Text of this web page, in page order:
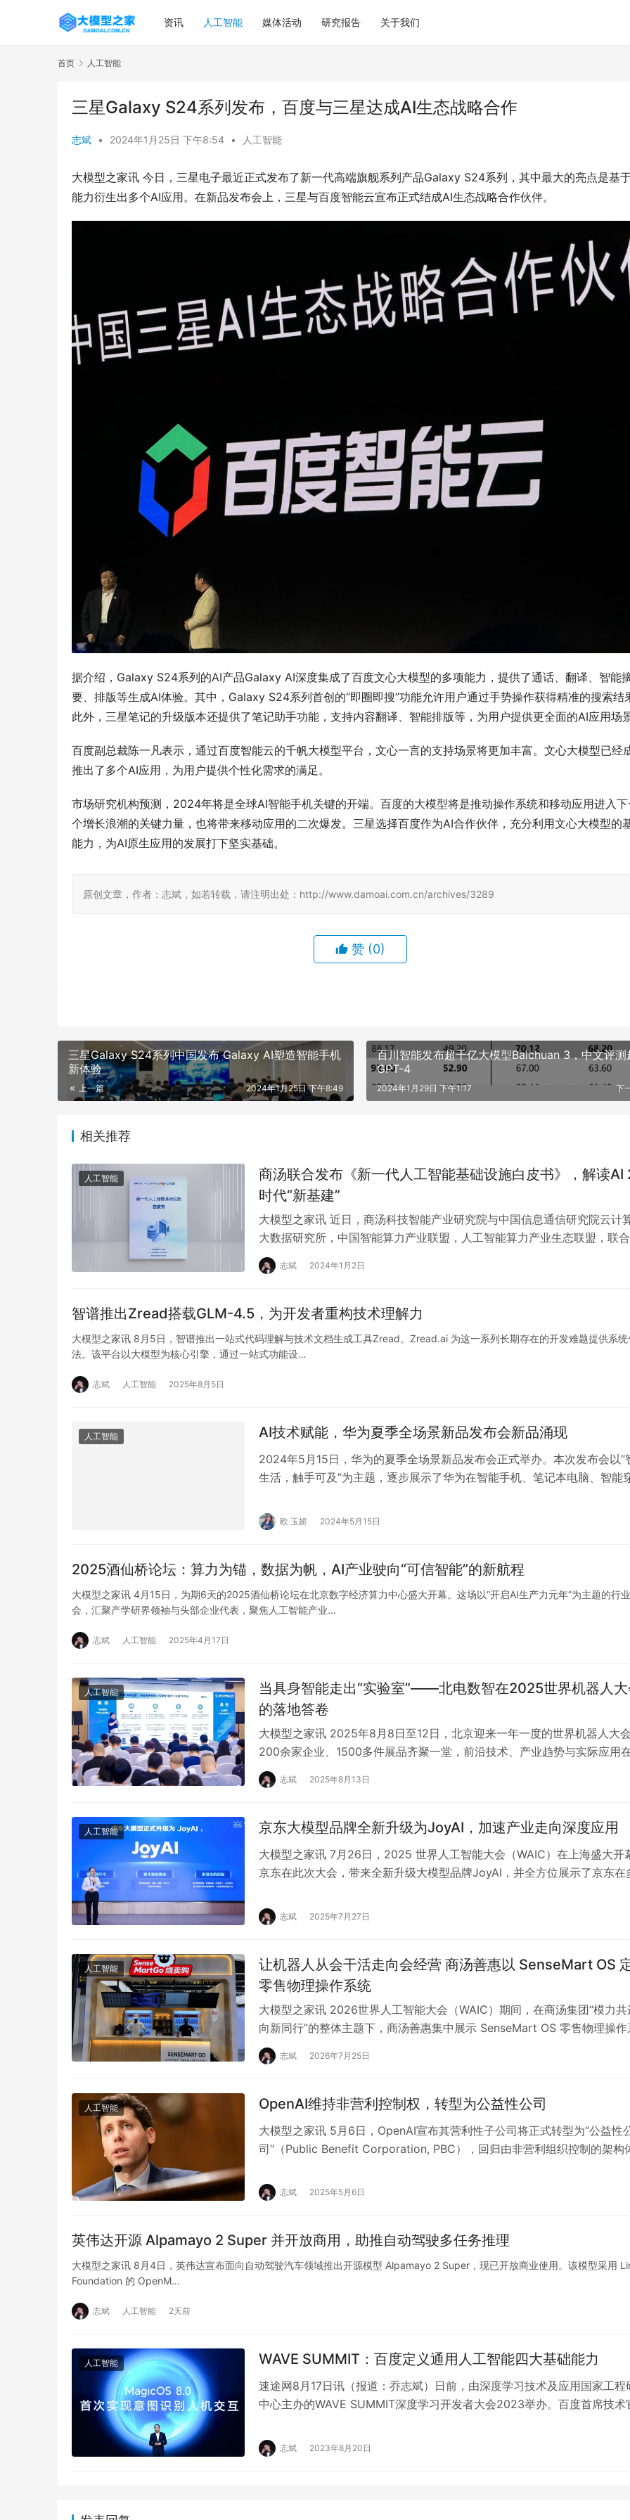
资讯 人工智能 媒体活动 研究报告 关于我们
首页 人工智能
三星Galaxy S24系列发布，百度与三星达成AI生态战略合作
志斌 • 2024年1月25日 下午8:54 • 人工智能
大模型之家讯 今日，三星电子最近正式发布了新一代高端旗舰系列产品Galaxy S24系列，其中最大的亮点是基
能力衍生出多个AI应用。在新品发布会上，三星与百度智能云宣布正式结成AI生态战略合作伙伴。
据介绍，Galaxy S24系列的AI产品Galaxy AI深度集成了百度文心大模型的多项能力，提供了通话、翻译、智能
要、排版等生成AI体验。其中，Galaxy S24系列首创的“即圈即搜”功能允许用户通过手势操作获得精准的搜索结
此外，三星笔记的升级版本还提供了笔记助手功能，支持内容翻译、智能排版等，为用户提供更全面的AI应用场景
百度副总裁陈一凡表示，通过百度智能云的千帆大模型平台，文心一言的支持场景将更加丰富。文心大模型已经
推出了多个AI应用，为用户提供个性化需求的满足。
市场研究机构预测，2024年将是全球AI智能手机关键的开端。百度的大模型将是推动操作系统和移动应用进入下
个增长浪潮的关键力量，也将带来移动应用的二次爆发。三星选择百度作为AI合作伙伴，充分利用文心大模型的
能力，为AI原生应用的发展打下坚实基础。
原创文章，作者：志斌，如若转载，请注明出处：http://www.damoai.com.cn/archives/3289
赞 (0)
三星Galaxy S24系列中国发布 Galaxy AI塑造智能手机
新体验
上一篇 2024年1月25日 下午8:49
百川智能发布超千亿大模型Baichuan 3，中文评测
GPT-4
下
2024年1月29日 下午1:17
相关推荐
人工智能
商汤联合发布《新一代人工智能基础设施白皮书》，解读AI
时代“新基建”
大模型之家讯 近日，商汤科技智能产业研究院与中国信息通信研究院云计
大数据研究所，中国智能算力产业联盟，人工智能算力产业生态联盟，联合
布《新一代人工智能基础设施白皮书》（以下简…
志斌 2024年1月2日
智谱推出Zread搭载GLM-4.5，为开发者重构技术理解力
大模型之家讯 8月5日，智谱推出一站式代码理解与技术文档生成工具Zread。Zread.ai 为这一系列长期存在的开发难题提供系统
法。该平台以大模型为核心引擎，通过一站式功能设…
志斌 人工智能 2025年8月5日
人工智能 AI技术赋能，华为夏季全场景新品发布会新品涌现
2024年5月15日，华为的夏季全场景新品发布会正式举办。本次发布会以“
生活，触手可及”为主题，逐步展示了华为在智能手机、笔记本电脑、智能
欧 玉娇 2024年5月15日
2025酒仙桥论坛：算力为锚，数据为帆，AI产业驶向“可信智能”的新航程
大模型之家讯 4月15日，为期6天的2025酒仙桥论坛在北京数字经济算力中心盛大开幕。这场以“开启AI生产力元年”为主题的行
会，汇聚产学研界领袖与头部企业代表，聚焦人工智能产业…
志斌 人工智能 2025年4月17日
人工智能
当具身智能走出“实验室”——北电数智在2025世界机器人大
的落地答卷
大模型之家讯 2025年8月8日至12日，北京迎来一年一度的世界机器人大会
200余家企业、1500多件展品齐聚一堂，前沿技术、产业趋势与实际应用
里集中亮相。具身智能（Embo…
志斌 2025年8月13日
人工智能 京东大模型品牌全新升级为JoyAI，加速产业走向深度应用
大模型之家讯 7月26日，2025 世界人工智能大会（WAIC）在上海盛大开
京东在此次大会，带来全新升级大模型品牌JoyAI，并全方位展示了京东在
志斌 2025年7月27日
人工智能
让机器人从会干活走向会经营 商汤善惠以 SenseMart OS
零售物理操作系统
大模型之家讯 2026世界人工智能大会（WAIC）期间，在商汤集团“模力共
向新同行”的整体主题下，商汤善惠集中展示 SenseMart OS 零售物理操作
统。它连接异构本体、…
志斌 2026年7月25日
人工智能 OpenAI维持非营利控制权，转型为公益性公司
大模型之家讯 5月6日，OpenAI宣布其营利性子公司将正式转型为“公益性
司”（Public Benefit Corporation, PBC），回归由非营利组织控制的架构
志斌 2025年5月6日
英伟达开源 Alpamayo 2 Super 并开放商用，助推自动驾驶多任务推理
大模型之家讯 8月4日，英伟达宣布面向自动驾驶汽车领域推出开源模型 Alpamayo 2 Super，现已开放商业使用。该模型采用
Foundation 的 OpenM…
志斌 人工智能 2天前
人工智能 WAVE SUMMIT：百度定义通用人工智能四大基础能力
速途网8月17日讯（报道：乔志斌）日前，由深度学习技术及应用国家工程
中心主办的WAVE SUMMIT深度学习开发者大会2023举办。百度首席技术
志斌 2023年8月20日